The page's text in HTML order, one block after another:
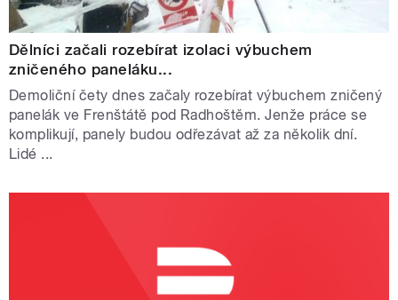
Dělníci začali rozebírat izolaci výbuchem
zničeného paneláku...
Demoliční čety dnes začaly rozebírat výbuchem zničený
panelák ve Frenštátě pod Radhoštěm. Jenže práce se
komplikují, panely budou odřezávat až za několik dní.
Lidé ...